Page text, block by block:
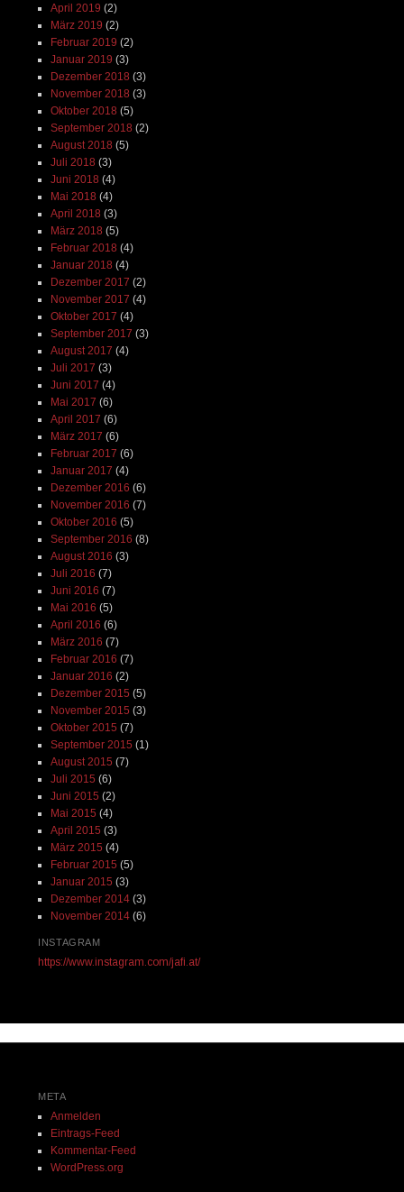
April 2019 (2)
März 2019 (2)
Februar 2019 (2)
Januar 2019 (3)
Dezember 2018 (3)
November 2018 (3)
Oktober 2018 (5)
September 2018 (2)
August 2018 (5)
Juli 2018 (3)
Juni 2018 (4)
Mai 2018 (4)
April 2018 (3)
März 2018 (5)
Februar 2018 (4)
Januar 2018 (4)
Dezember 2017 (2)
November 2017 (4)
Oktober 2017 (4)
September 2017 (3)
August 2017 (4)
Juli 2017 (3)
Juni 2017 (4)
Mai 2017 (6)
April 2017 (6)
März 2017 (6)
Februar 2017 (6)
Januar 2017 (4)
Dezember 2016 (6)
November 2016 (7)
Oktober 2016 (5)
September 2016 (8)
August 2016 (3)
Juli 2016 (7)
Juni 2016 (7)
Mai 2016 (5)
April 2016 (6)
März 2016 (7)
Februar 2016 (7)
Januar 2016 (2)
Dezember 2015 (5)
November 2015 (3)
Oktober 2015 (7)
September 2015 (1)
August 2015 (7)
Juli 2015 (6)
Juni 2015 (2)
Mai 2015 (4)
April 2015 (3)
März 2015 (4)
Februar 2015 (5)
Januar 2015 (3)
Dezember 2014(3)
November 2014(6)
INSTAGRAM
https://www.instagram.com/jafi.at/
META
Anmelden
Eintrags-Feed
Kommentar-Feed
WordPress.org